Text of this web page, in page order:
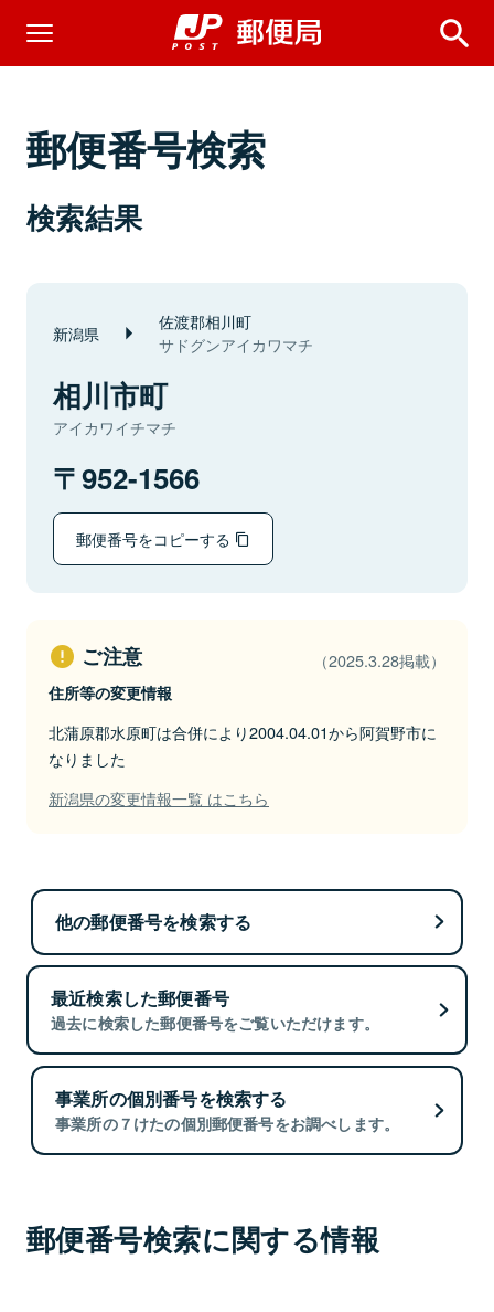
郵便番号検索
検索結果
新潟県 佐渡郡相川町
サドグンアイカワマチ
相川市町
アイカワイチマチ
952-1566
郵便番号をコピーする
ご注意 （2025.3.28掲載）
住所等の変更情報
北蒲原郡水原町は合併により2004.04.01から阿賀野市に
なりました
新潟県の変更情報一覧 はこちら
他の郵便番号を検索する
最近検索した郵便番号
過去に検索した郵便番号をご覧いただけます。
事業所の個別番号を検索する
事業所の７けたの個別郵便番号をお調べします。
郵便番号検索に関する情報